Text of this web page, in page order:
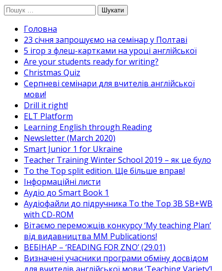
Перейти
вмісту
Пошук:
Головна
23 січня запрошуємо на семінар у Полтаві
5 ігор з флеш-картками на уроці англійської
Are your students ready for writing?
Christmas Quiz
Cерпневі семінари для вчителів англійської
мови!
Drill it right!
ELT Platform
Learning English through Reading
Newsletter (March 2020)
Smart Junior 1 for Ukraine
Teacher Training Winter School 2019 – як це було
To the Top split edition. Ще більше вправ!
Інформаційні листи
Аудіо до Smart Book 1
Аудіофайли до підручника To the Top 3B SB+WB
with CD-ROM
Вітаємо переможців конкурсу ‘My teaching Plan’
від видавництва MM Publications!
ВЕБІНАР – ‘READING FOR ZNO’ (29.01)
Визначені учасники програми обміну досвідом